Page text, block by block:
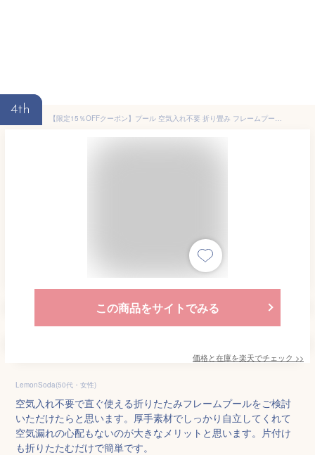
4th
【限定15％OFFクーポン】プール 空気入れ不要 折り畳み フレームプール 折りたたみ 丸形プール 子供用 素早く展開 厚手プール 子供用 空気漏れ無し ビニールプール 水遊び 直径160cm 120cm 丸形 ビーチ ナイトプール 犬 猫 砂遊び 屋内 屋外 家庭用 水遊び
この商品をサイトでみる
価格と在庫を楽天でチェック >>
LemonSoda(50代・女性)
空気入れ不要で直ぐ使える折りたたみフレームプールをご検討
いただけたらと思います。厚手素材でしっかり自立してくれて
空気漏れの心配もないのが大きなメリットと思います。片付け
も折りたたむだけで簡単です。